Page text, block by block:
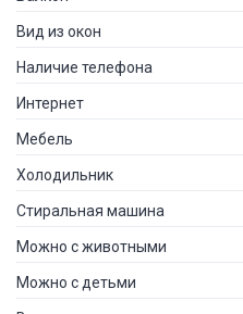
Вид из окон
Наличие телефона
Интернет
Мебель
Холодильник
Стиральная машина
Можно с животными
Можно с детьми